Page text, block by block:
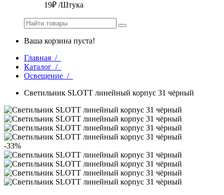
19₽ /Штука
Ваша корзина пуста!
Главная /
Каталог /
Освещение /
Светильник SLOTT линейный корпус 31 чёрный
-33%